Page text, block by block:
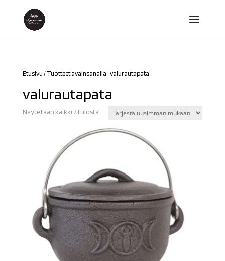
Etusivu / Tuotteet avainsanalla “valurautapata”
valurautapata
Näytetään kaikki 2 tulostaSorted
latest